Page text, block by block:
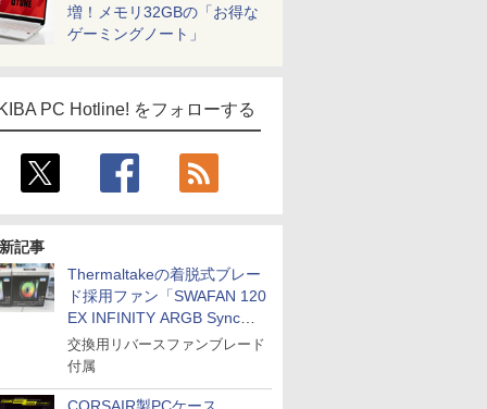
増！メモリ32GBの「お得な
ゲーミングノート」
PC Hotline! をフォローする
記事
Thermaltakeの着脱式ブレー
ド採用ファン「SWAFAN 120
EX INFINITY ARGB Sync」
に単品パッケージ
交換用リバースファンブレード
付属